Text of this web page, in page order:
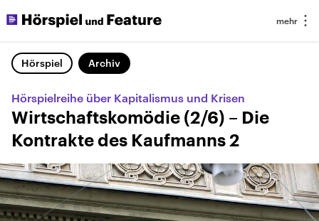
Hörspiel Archiv
Hörspielreihe über Kapitalismus und Krisen
Wirtschaftskomödie (2/6) – Die
Kontrakte des Kaufmanns 2